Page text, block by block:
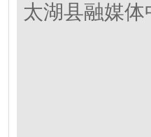
太湖县融媒